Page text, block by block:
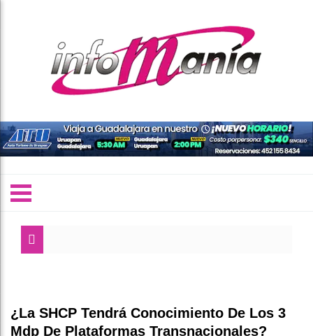
¿La SHCP Tendrá Conocimiento De Los 3
Mdp De Plataformas Transnacionales?